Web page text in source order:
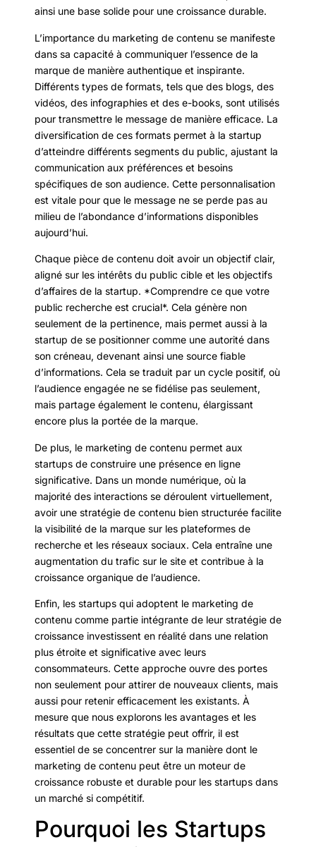
ainsi une base solide pour une croissance durable.
L’importance du marketing de contenu se manifeste
dans sa capacité à communiquer l’essence de la
marque de manière authentique et inspirante.
Différents types de formats, tels que des blogs, des
vidéos, des infographies et des e-books, sont utilisés
pour transmettre le message de manière efficace. La
diversification de ces formats permet à la startup
d’atteindre différents segments du public, ajustant la
communication aux préférences et besoins
spécifiques de son audience. Cette personnalisation
est vitale pour que le message ne se perde pas au
milieu de l’abondance d’informations disponibles
aujourd’hui.
Chaque pièce de contenu doit avoir un objectif clair,
aligné sur les intérêts du public cible et les objectifs
d’affaires de la startup. *Comprendre ce que votre
public recherche est crucial*. Cela génère non
seulement de la pertinence, mais permet aussi à la
startup de se positionner comme une autorité dans
son créneau, devenant ainsi une source fiable
d’informations. Cela se traduit par un cycle positif, où
l’audience engagée ne se fidélise pas seulement,
mais partage également le contenu, élargissant
encore plus la portée de la marque.
De plus, le marketing de contenu permet aux
startups de construire une présence en ligne
significative. Dans un monde numérique, où la
majorité des interactions se déroulent virtuellement,
avoir une stratégie de contenu bien structurée facilite
la visibilité de la marque sur les plateformes de
recherche et les réseaux sociaux. Cela entraîne une
augmentation du trafic sur le site et contribue à la
croissance organique de l’audience.
Enfin, les startups qui adoptent le marketing de
contenu comme partie intégrante de leur stratégie de
croissance investissent en réalité dans une relation
plus étroite et significative avec leurs
consommateurs. Cette approche ouvre des portes
non seulement pour attirer de nouveaux clients, mais
aussi pour retenir efficacement les existants. À
mesure que nous explorons les avantages et les
résultats que cette stratégie peut offrir, il est
essentiel de se concentrer sur la manière dont le
marketing de contenu peut être un moteur de
croissance robuste et durable pour les startups dans
un marché si compétitif.
Pourquoi les Startups